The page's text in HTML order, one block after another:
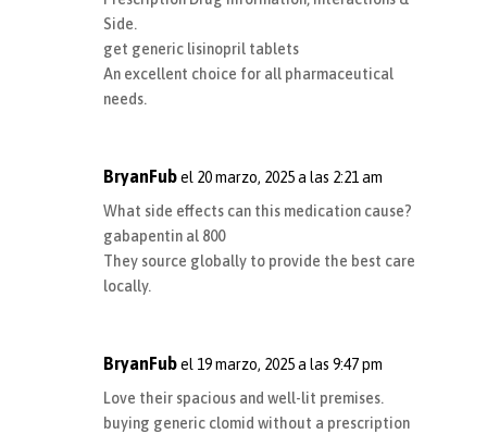
Side.
get generic lisinopril tablets
An excellent choice for all pharmaceutical
needs.
BryanFub el 20 marzo, 2025 a las 2:21 am
What side effects can this medication cause?
gabapentin al 800
They source globally to provide the best care
locally.
BryanFub el 19 marzo, 2025 a las 9:47 pm
Love their spacious and well-lit premises.
buying generic clomid without a prescription